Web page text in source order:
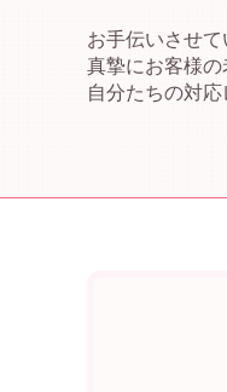
お手伝いさせて
真摯にお客様
自分たちの対